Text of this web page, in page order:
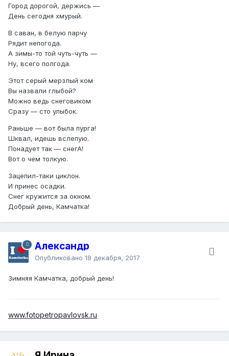
Город дорогой, держись —
День сегодня хмурый.
В саван, в белую парчу
Рядит непогода.
А зимы-то той чуть-чуть —
Ну, всего полгода.
Этот серый мерзлый ком
Вы назвали глыбой?
Можно ведь снеговиком
Сразу — сто улыбок.
Раньше — вот была пурга!
Шквал, идешь вслепую.
Понадует так — снегА!
Вот о чем толкую.
Зацепил-таки циклон.
И принес осадки.
Снег кружится за окном.
Добрый день, Камчатка!
Александр
Опубликовано 18 декабря, 2017
Зимняя Камчатка, добрый день!
www.fotopetropavlovsk.ru